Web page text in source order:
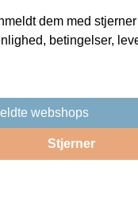
dem med
betingelser,
webshops
Stjerner